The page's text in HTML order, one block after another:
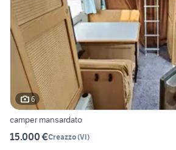
6
camper mansardato
15.000 €Creazzo(VI)